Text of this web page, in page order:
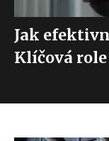
Jak
Klíčová